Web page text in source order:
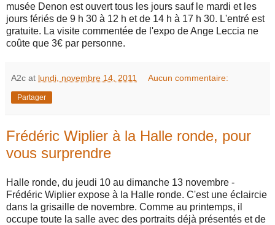
musée Denon est ouvert tous les jours sauf le mardi et les
jours fériés de 9 h 30 à 12 h et de 14 h à 17 h 30. L'entré est
gratuite. La visite commentée de l'expo de Ange Leccia ne
coûte que 3€ par personne.
A2c at lundi, novembre 14, 2011 Aucun commentaire:
Partager
Frédéric Wiplier à la Halle ronde, pour
vous surprendre
Halle ronde, du jeudi 10 au dimanche 13 novembre -
Frédéric Wiplier expose à la Halle ronde. C'est une éclaircie
dans la grisaille de novembre. Comme au printemps, il
occupe toute la salle avec des portraits déjà présentés et de